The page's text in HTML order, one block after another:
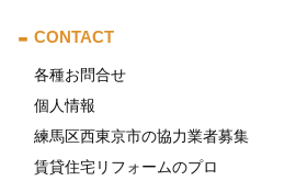
CONTACT
各種お問合せ
個人情報
練馬区西東京市の協力業者募集
賃貸住宅リフォームのプロ